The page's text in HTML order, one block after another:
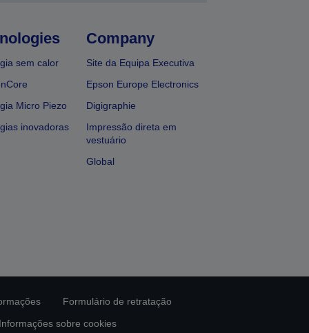
sem calor
Micro Piezo
inovadoras
Company
Site da Equipa Executiva
Epson Europe Electronics
Digigraphie
Impressão direta em
vestuário
Global
Formulário de retratação
Informações sobre cookies